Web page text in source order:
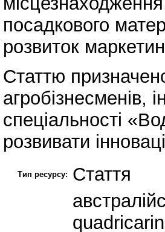
посадкового
розвиток
Статтю
агробізнесменів,
спеціальності
розвивати
Тип ресурсу:
Стаття